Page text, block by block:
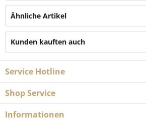
Ähnliche Artikel
Kunden kauften auch
Service Hotline
Shop Service
Informationen